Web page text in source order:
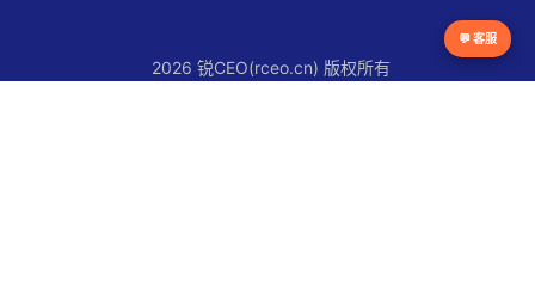
2026 锐CEO(rceo.cn) 版权所有
💬 客服